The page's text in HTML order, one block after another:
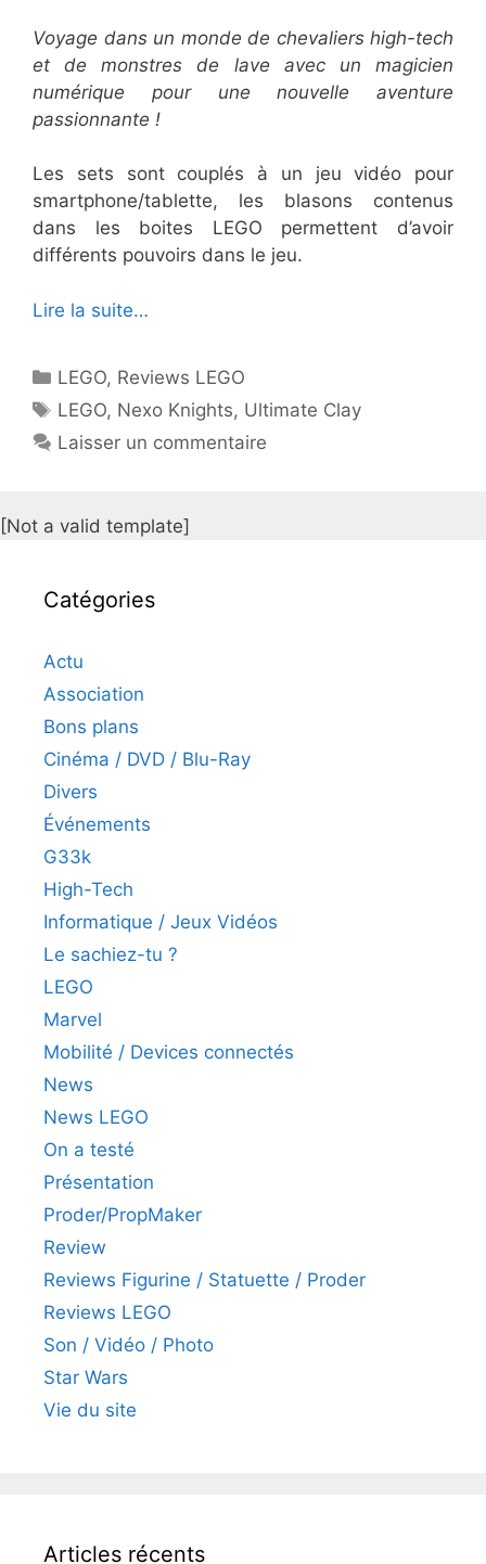
Voyage dans un monde de chevaliers high-tech
et de monstres de lave avec un magicien
numérique pour une nouvelle aventure
passionnante !
Les sets sont couplés à un jeu vidéo pour
smartphone/tablette, les blasons contenus
dans les boites LEGO permettent d’avoir
différents pouvoirs dans le jeu.
Lire la suite…
Catégories
LEGO, Reviews LEGO
Étiquettes
LEGO, Nexo Knights, Ultimate Clay
Laisser un commentaire
[Not a valid template]
Catégories
Actu
Association
Bons plans
Cinéma / DVD / Blu-Ray
Divers
Événements
G33k
High-Tech
Informatique / Jeux Vidéos
Le sachiez-tu ?
LEGO
Marvel
Mobilité / Devices connectés
News
News LEGO
On a testé
Présentation
Proder/PropMaker
Review
Reviews Figurine / Statuette / Proder
Reviews LEGO
Son / Vidéo / Photo
Star Wars
Vie du site
Articles récents